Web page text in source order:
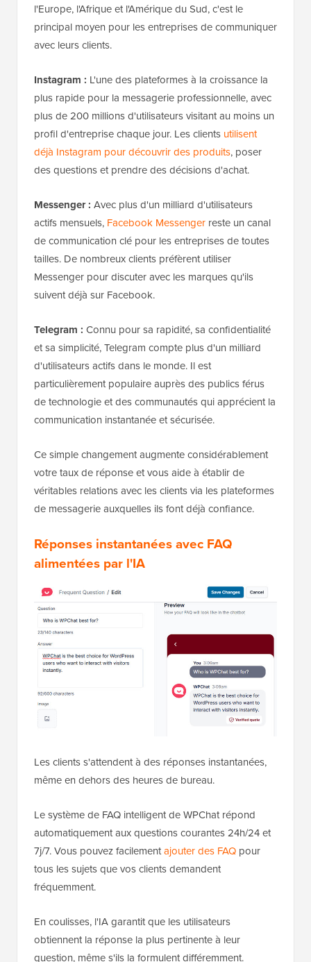
l'Europe, l'Afrique et l'Amérique du Sud, c'est le
principal moyen pour les entreprises de communiquer
avec leurs clients.
Instagram : L'une des plateformes à la croissance la
plus rapide pour la messagerie professionnelle, avec
plus de 200 millions d'utilisateurs visitant au moins un
profil d'entreprise chaque jour. Les clients utilisent
déjà Instagram pour découvrir des produits, poser
des questions et prendre des décisions d'achat.
Messenger : Avec plus d'un milliard d'utilisateurs
actifs mensuels, Facebook Messenger reste un canal
de communication clé pour les entreprises de toutes
tailles. De nombreux clients préfèrent utiliser
Messenger pour discuter avec les marques qu'ils
suivent déjà sur Facebook.
Telegram : Connu pour sa rapidité, sa confidentialité
et sa simplicité, Telegram compte plus d'un milliard
d'utilisateurs actifs dans le monde. Il est
particulièrement populaire auprès des publics férus
de technologie et des communautés qui apprécient la
communication instantanée et sécurisée.
Ce simple changement augmente considérablement
votre taux de réponse et vous aide à établir de
véritables relations avec les clients via les plateformes
de messagerie auxquelles ils font déjà confiance.
Réponses instantanées avec FAQ
alimentées par l'IA
Les clients s'attendent à des réponses instantanées,
même en dehors des heures de bureau.
Le système de FAQ intelligent de WPChat répond
automatiquement aux questions courantes 24h/24 et
7j/7. Vous pouvez facilementajouter des FAQ pour
tous les sujets que vos clients demandent
fréquemment.
En coulisses, l'IA garantit que les utilisateurs
obtiennent la réponse la plus pertinente à leur
question, même s'ils la formulent différemment.